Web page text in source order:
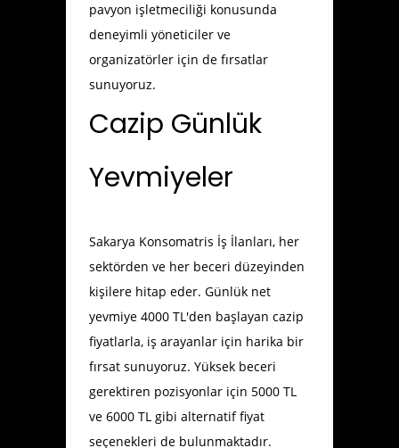
pavyon işletmeciliği konusunda
deneyimli yöneticiler ve
organizatörler için de fırsatlar
sunuyoruz.
Cazip Günlük
Yevmiyeler
Sakarya Konsomatris İş İlanları, her
sektörden ve her beceri düzeyinden
kişilere hitap eder. Günlük net
yevmiye 4000 TL'den başlayan cazip
fiyatlarla, iş arayanlar için harika bir
fırsat sunuyoruz. Yüksek beceri
gerektiren pozisyonlar için 5000 TL
ve 6000 TL gibi alternatif fiyat
seçenekleri de bulunmaktadır.